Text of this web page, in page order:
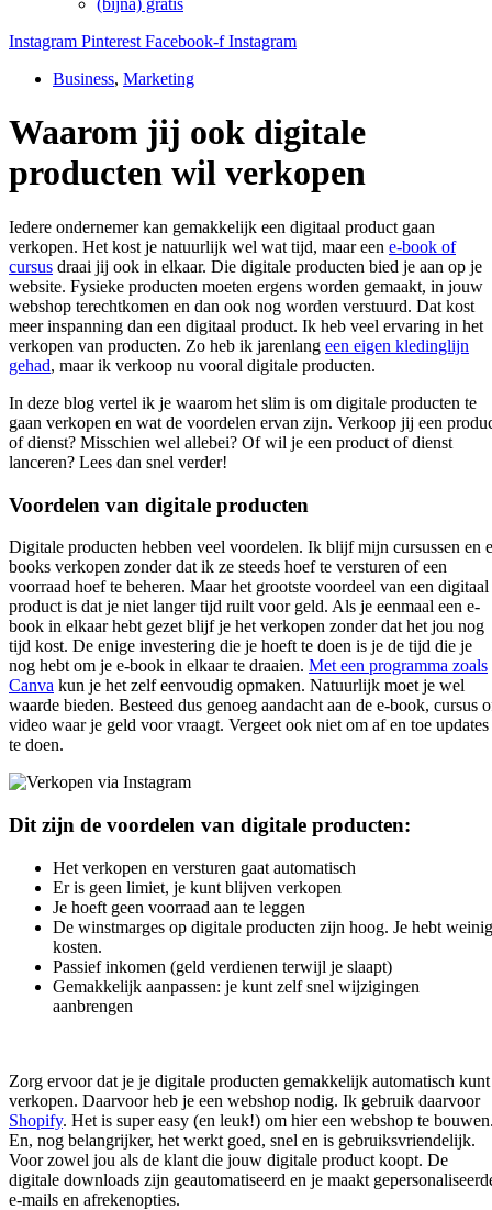
(bijna) gratis
Instagram Pinterest Facebook-f Instagram
Business, Marketing
Waarom jij ook digitale
producten wil verkopen
Iedere ondernemer kan gemakkelijk een digitaal product gaan
verkopen. Het kost je natuurlijk wel wat tijd, maar een e-book of
cursus draai jij ook in elkaar. Die digitale producten bied je aan op je
website. Fysieke producten moeten ergens worden gemaakt, in jouw
webshop terechtkomen en dan ook nog worden verstuurd. Dat kost
meer inspanning dan een digitaal product. Ik heb veel ervaring in het
verkopen van producten. Zo heb ik jarenlang een eigen kledinglijn
gehad, maar ik verkoop nu vooral digitale producten.
In deze blog vertel ik je waarom het slim is om digitale producten te
gaan verkopen en wat de voordelen ervan zijn. Verkoop jij een
of dienst? Misschien wel allebei? Of wil je een product of dienst
lanceren? Lees dan snel verder!
Voordelen van digitale producten
Digitale producten hebben veel voordelen. Ik blijf mijn cursussen en
books verkopen zonder dat ik ze steeds hoef te versturen of een
voorraad hoef te beheren. Maar het grootste voordeel van een digitaal
product is dat je niet langer tijd ruilt voor geld. Als je eenmaal een e-
book in elkaar hebt gezet blijf je het verkopen zonder dat het jou nog
tijd kost. De enige investering die je hoeft te doen is je de tijd die je
nog hebt om je e-book in elkaar te draaien. Met een programma zoals
Canva kun je het zelf eenvoudig opmaken. Natuurlijk moet je wel
waarde bieden. Besteed dus genoeg aandacht aan de e-book, cursus
video waar je geld voor vraagt. Vergeet ook niet om af en toe updates
te doen.
Dit zijn de voordelen van digitale producten:
Het verkopen en versturen gaat automatisch
Er is geen limiet, je kunt blijven verkopen
Je hoeft geen voorraad aan te leggen
De winstmarges op digitale producten zijn hoog. Je hebt weinig
kosten.
Passief inkomen (geld verdienen terwijl je slaapt)
Gemakkelijk aanpassen: je kunt zelf snel wijzigingen
aanbrengen
Zorg ervoor dat je je digitale producten gemakkelijk automatisch kunt
verkopen. Daarvoor heb je een webshop nodig. Ik gebruik daarvoor
Shopify. Het is super easy (en leuk!) om hier een webshop te
En, nog belangrijker, het werkt goed, snel en is gebruiksvriendelijk.
Voor zowel jou als de klant die jouw digitale product koopt. De
digitale downloads zijn geautomatiseerd en je maakt
e-mails en afrekenopties.